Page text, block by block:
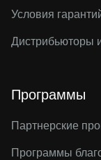
Условия
Дистрибьюторы
Программы
Партнерские
Программы